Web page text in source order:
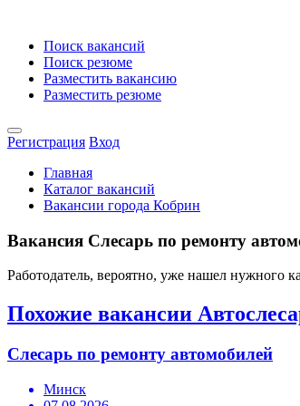
Поиск вакансий
Поиск резюме
Разместить вакансию
Разместить резюме
Регистрация Вход
Главная
Каталог вакансий
Вакансии города Кобрин
Вакансия Слесарь по ремонту
Работодатель, вероятно, уже нашел нужного
Похожие вакансии
Слесарь по ремонту автомобилей
Минск